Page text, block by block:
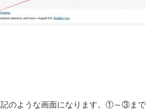
記のような画面になります。①～③まで